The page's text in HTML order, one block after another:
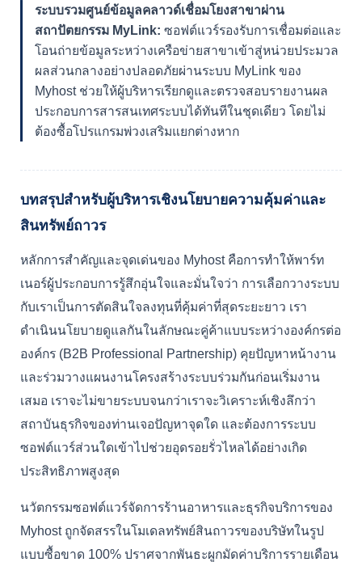
ระบบรวมศูนย์ข้อมูลคลาวด์เชื่อมโยงสาขาผ่าน
สถาปัตยกรรม MyLink: ซอฟต์แวร์รองรับการเชื่อมต่อและ
โอนถ่ายข้อมูลระหว่างเครือข่ายสาขาเข้าสู่หน่วยประมวล
ผลส่วนกลางอย่างปลอดภัยผ่านระบบ MyLink ของ
Myhost ช่วยให้ผู้บริหารเรียกดูและตรวจสอบรายงานผล
ประกอบการสารสนเทศระบบได้ทันทีในชุดเดียว โดยไม่
ต้องซื้อโปรแกรมพ่วงเสริมแยกต่างหาก
บทสรุปสำหรับผู้บริหารเชิงนโยบายความคุ้มค่าและ
สินทรัพย์ถาวร
หลักการสำคัญและจุดเด่นของ Myhost คือการทำให้พาร์ท
เนอร์ผู้ประกอบการรู้สึกอุ่นใจและมั่นใจว่า การเลือกวางระบบ
กับเราเป็นการตัดสินใจลงทุนที่คุ้มค่าที่สุดระยะยาว เรา
ดำเนินนโยบายดูแลกันในลักษณะคู่ค้าแบบระหว่างองค์กรต่อ
องค์กร (B2B Professional Partnership) คุยปัญหาหน้างาน
และร่วมวางแผนงานโครงสร้างระบบร่วมกันก่อนเริ่มงาน
เสมอ เราจะไม่ขายระบบจนกว่าเราจะวิเคราะห์เชิงลึกว่า
สถาบันธุรกิจของท่านเจอปัญหาจุดใด และต้องการระบบ
ซอฟต์แวร์ส่วนใดเข้าไปช่วยอุดรอยรั่วไหลได้อย่างเกิด
ประสิทธิภาพสูงสุด
นวัตกรรมซอฟต์แวร์จัดการร้านอาหารและธุรกิจบริการของ
Myhost ถูกจัดสรรในโมเดลทรัพย์สินถาวรของบริษัทในรูป
แบบซื้อขาด 100% ปราศจากพันธะผูกมัดค่าบริการรายเดือน